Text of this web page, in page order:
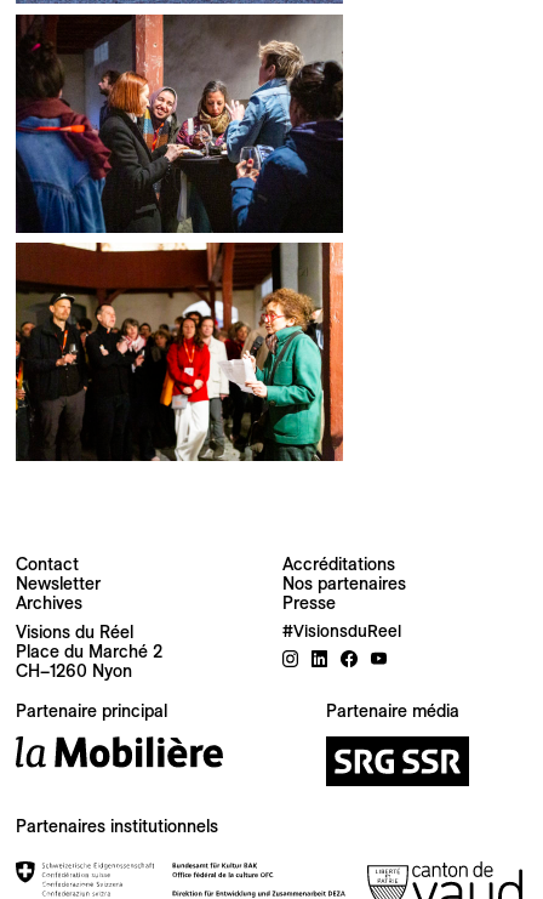
Contact
Newsletter
Archives
Accréditations
Nos partenaires
Presse
Visions du Réel
Place du Marché 2
CH–1260 Nyon
#VisionsduReel
Partenaire principal Partenaire média
Partenaires institutionnels
Newsletter
Votre adresse e-mail
Newsletter — FR
Nouvelles du Festival destinées au Public
Newsletter — EN
Industry Newsletter — EN